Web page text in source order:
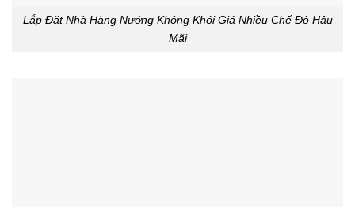
Lắp Đặt Nhà Hàng Nướng Không Khói Giá Nhiều Chế Độ Hậu
Mãi